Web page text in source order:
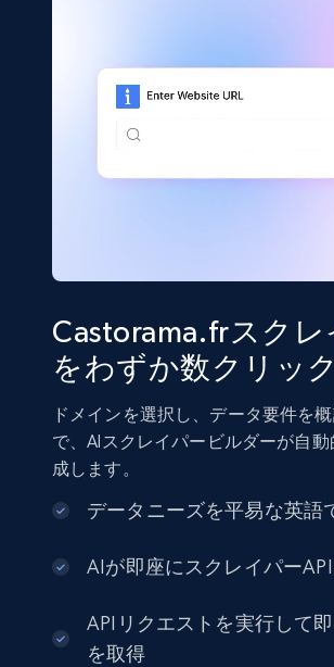
Castorama.frスクレ
をわずか数クリッ
ドメインを選択し、データ要件を
で、AIスクレイパービルダーが自動
成します。
データニーズを平易な英語
AIが即座にスクレイパー
APIリクエストを実行して
を取得